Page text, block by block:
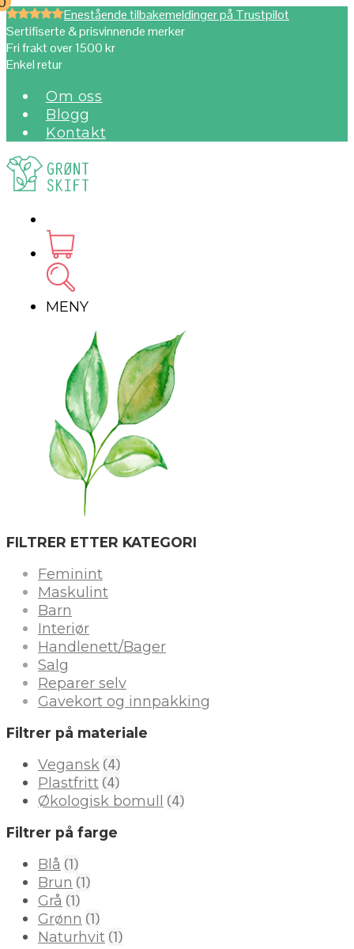
Enestående tilbakemeldinger på Trustpilot
Sertifiserte & prisvinnende merker
Fri frakt over 1500 kr
Enkel retur
Om oss
Blogg
Kontakt
MENY
FILTRER ETTER KATEGORI
Feminint
Maskulint
Barn
Interiør
Handlenett/Bager
Salg
Reparer selv
Gavekort og innpakking
Filtrer på materiale
Vegansk (4)
Plastfritt (4)
Økologisk bomull (4)
Filtrer på farge
Blå (1)
Brun (1)
Grå (1)
Grønn (1)
Naturhvit (1)